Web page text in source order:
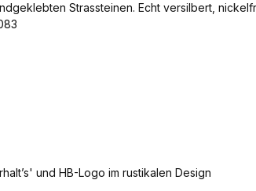
Strassteinen. Echt versilbert,